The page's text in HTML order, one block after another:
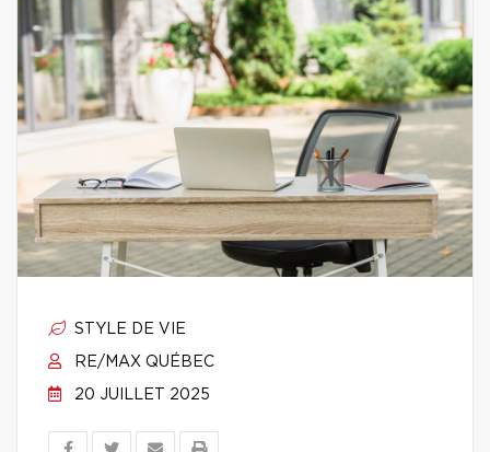
STYLE DE VIE
RE/MAX QUÉBEC
20 JUILLET 2025